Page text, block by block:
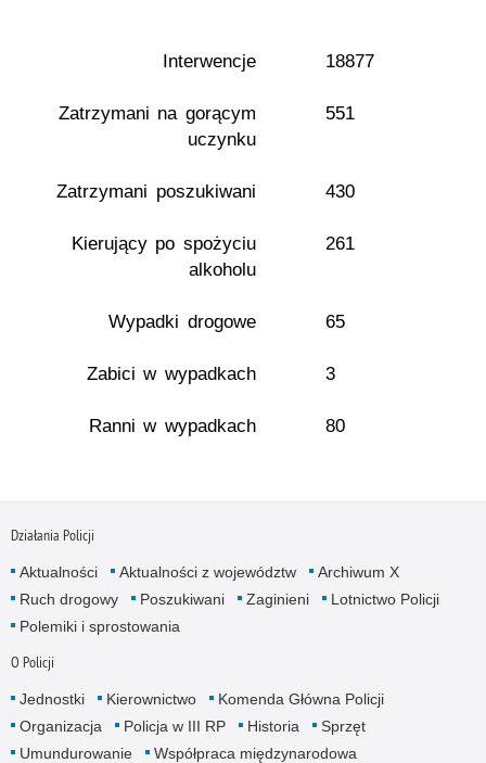
Interwencje 18877
Zatrzymani na gorącym
uczynku
551
Zatrzymani poszukiwani 430
Kierujący po spożyciu
alkoholu
261
Wypadki drogowe 65
Zabici w wypadkach 3
Ranni w wypadkach 80
Działania Policji
Aktualności Aktualności z województw
Archiwum X
Ruch drogowy
Poszukiwani Zaginieni
Lotnictwo Policji
Polemiki i sprostowania
O Policji
Jednostki Kierownictwo
Komenda Główna Policji
Organizacja
Policja w III RP Historia
Sprzęt
Umundurowanie
Współpraca międzynarodowa